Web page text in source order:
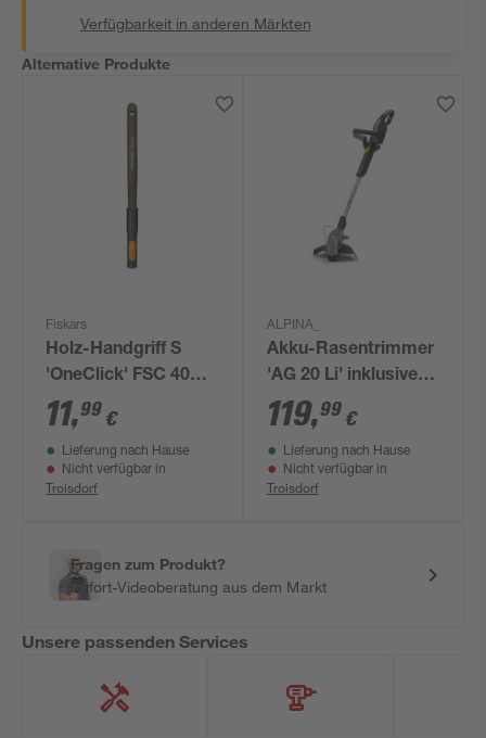
Verfügbarkeit in anderen Märkten
Alternative Produkte
Fiskars
Holz-Handgriff S
'OneClick' FSC 40
cm
11,99 €
Lieferung nach Hause
Nicht verfügbar in
Troisdorf
ALPINA_
Akku-Rasentrimmer
'AG 20 Li' inklusive
Akku und Ladegerät
119,99 €
Lieferung nach Hause
Nicht verfügbar in
Troisdorf
Fragen zum Produkt?
Sofort-Videoberatung aus dem Markt
Unsere passenden Services